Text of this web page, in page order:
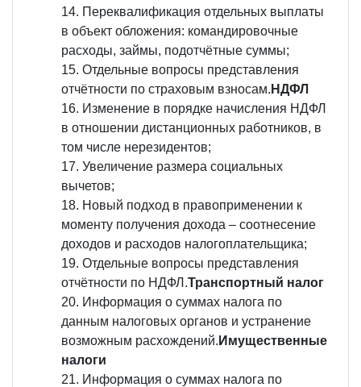
Переквалификация отдельных выплаты
в объект обложения: командировочные
расходы, займы, подотчётные суммы;
Отдельные вопросы представления
отчётности по страховым взносам. НДФЛ
Изменение в порядке начисления НДФЛ
в отношении дистанционных работников, в
том числе нерезидентов;
Увеличение размера социальных
вычетов;
Новый подход в правоприменении к
моменту получения дохода – соотнесение
доходов и расходов налогоплательщика;
Отдельные вопросы представления
отчётности по НДФЛ.Транспортный налог
Информация о суммах налога по
данным налоговых органов и устранение
возможным расхождений. Имущественные
налоги
Информация о суммах налога по